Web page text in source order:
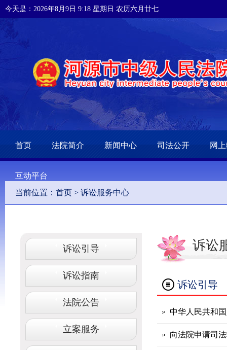
今天是：2026年8月9日 9:18 星期日 农历六月廿七
首页 法院简介 新闻中心 司法公开 网
互动平台
当前位置： 首页 > 诉讼服务中心
诉讼引导
诉讼指南
法院公告
立案服务
诉讼
诉讼引导
中华人民共和
向法院申请司